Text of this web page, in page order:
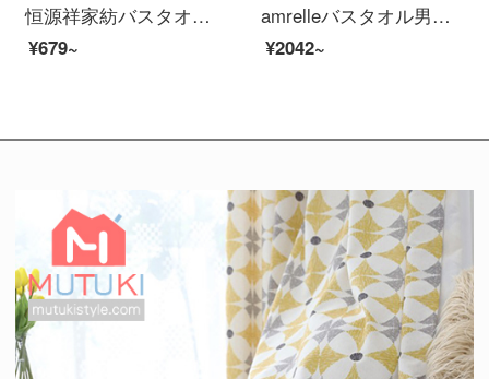
恒源祥家紡バスタオルセット厚い全綿A類抗菌ベビーバスタオル吸水通気性大人純綿セットデジタル子供服-白いバスタオル*1
¥679~
amrelleバスタオル男女家庭用出口日本綿吸水速乾柔らかいタオル三点セットホテルラクダ色バスタオル1枚
¥2042~